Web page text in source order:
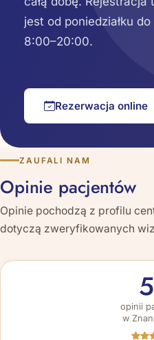
jest od poniedziałku
8:00–20:00.
Rezerwacja online
ZAUFALI NAM
Opinie pacjentów
Opinie pochodzą z profilu
dotyczą zweryfikowanych
opinii
w